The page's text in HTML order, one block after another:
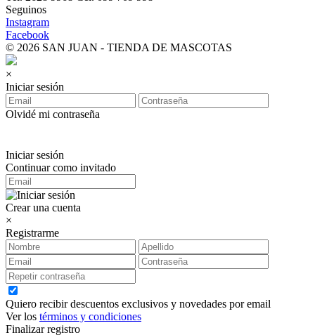
Seguinos
Instagram
Facebook
© 2026 SAN JUAN - TIENDA DE MASCOTAS
×
Iniciar sesión
Olvidé mi contraseña
Iniciar sesión
Continuar como invitado
Crear una cuenta
×
Registrarme
Quiero recibir descuentos exclusivos y novedades por email
Ver los términos y condiciones
Finalizar registro